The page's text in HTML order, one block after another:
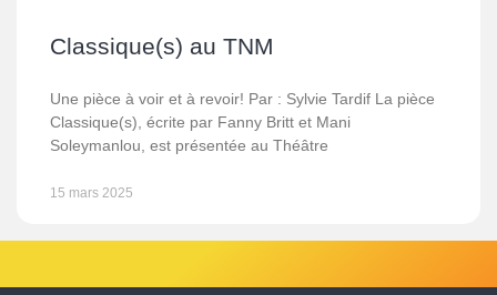
Classique(s) au TNM
Une pièce à voir et à revoir! Par : Sylvie Tardif La pièce
Classique(s), écrite par Fanny Britt et Mani
Soleymanlou, est présentée au Théâtre
15 mars 2025